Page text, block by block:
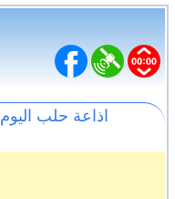
اذاعة حلب اليوم Halab Today بث مباشر